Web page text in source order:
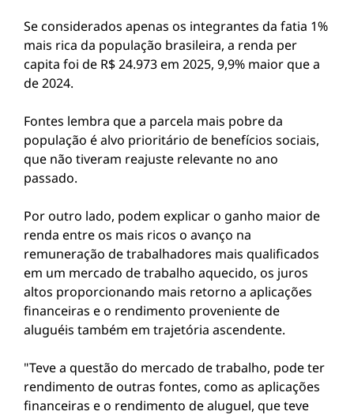
Se considerados apenas os integrantes da fatia 1%
mais rica da população brasileira, a renda per
capita foi de R$ 24.973 em 2025, 9,9% maior que a
de 2024.
Fontes lembra que a parcela mais pobre da
população é alvo prioritário de benefícios sociais,
que não tiveram reajuste relevante no ano
passado.
Por outro lado, podem explicar o ganho maior de
renda entre os mais ricos o avanço na
remuneração de trabalhadores mais qualificados
em um mercado de trabalho aquecido, os juros
altos proporcionando mais retorno a aplicações
financeiras e o rendimento proveniente de
aluguéis também em trajetória ascendente.
"Teve a questão do mercado de trabalho, pode ter
rendimento de outras fontes, como as aplicações
financeiras e o rendimento de aluguel, que teve